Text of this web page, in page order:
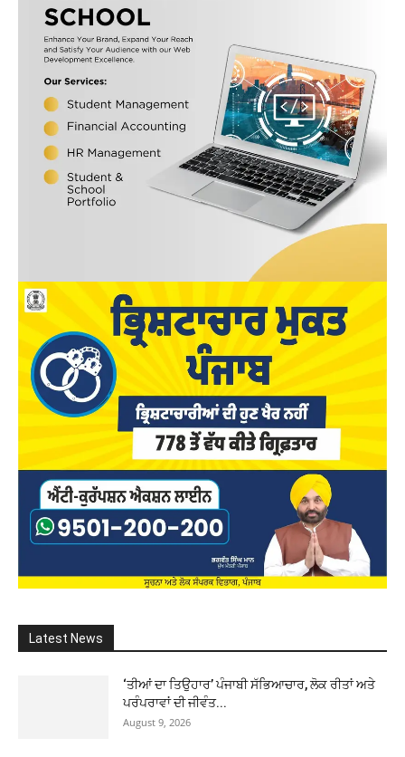
Latest News
‘ਤੀਆਂ ਦਾ ਤਿਉਹਾਰ’ ਪੰਜਾਬੀ ਸੱਭਿਆਚਾਰ, ਲੋਕ ਰੀਤਾਂ ਅਤੇ
ਪਰੰਪਰਾਵਾਂ ਦੀ ਜੀਵੰਤ...
August 9, 2026